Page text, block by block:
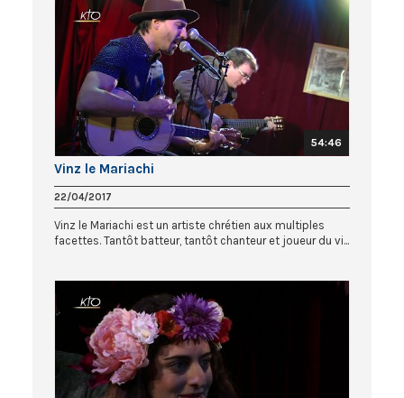
54:46
Vinz le Mariachi
22/04/2017
Vinz le Mariachi est un artiste chrétien aux multiples
facettes. Tantôt batteur, tantôt chanteur et joueur du vi...